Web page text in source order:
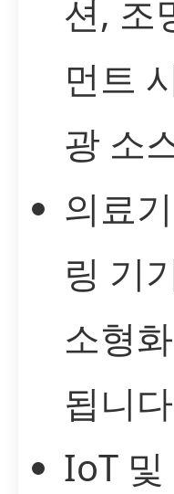
션, 조
먼트
광 소
의료
링 기
소형
됩니
IoT